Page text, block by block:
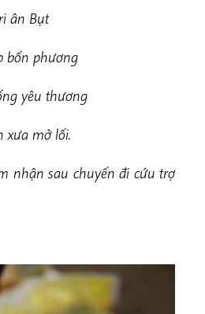
ân Bụt
bốn phương
yêu thương
xưa mở lối.
chuyến đi cứu trợ